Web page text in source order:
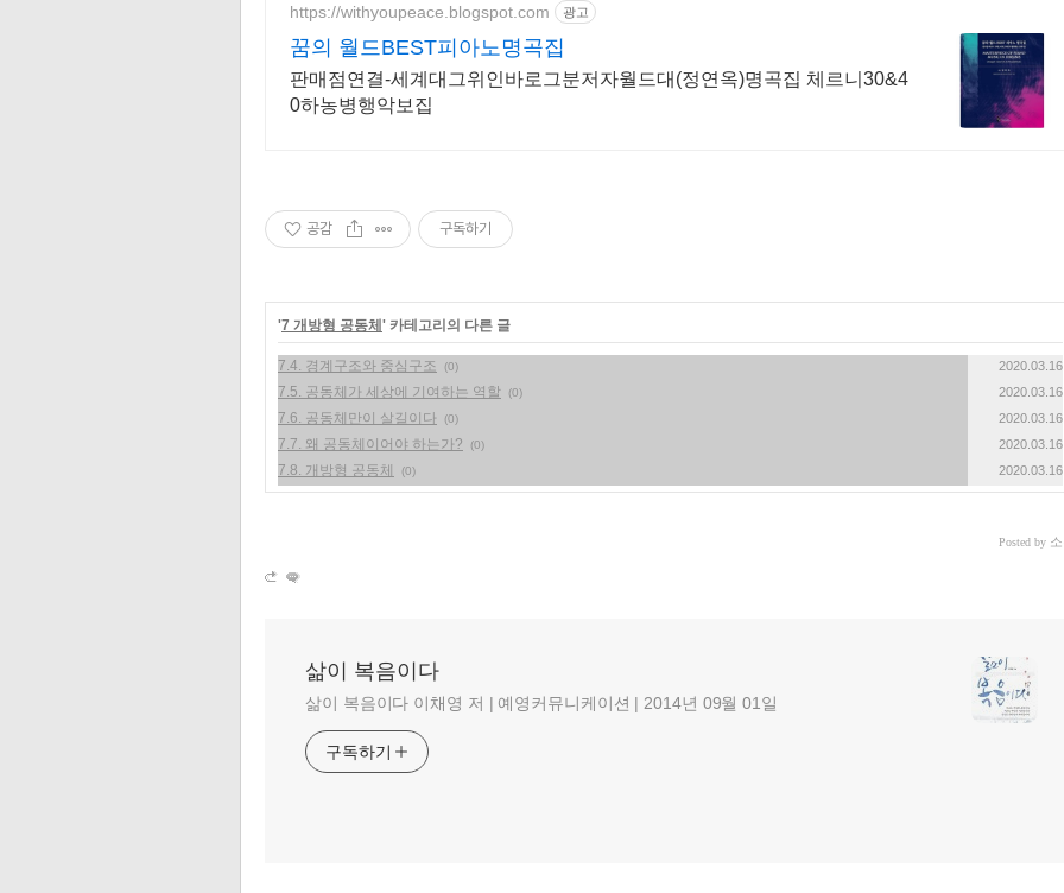
https://withyoupeace.blogspot.com 광고
꿈의 월드BEST피아노명곡집
판매점연결-세계대그위인바로그분저자월드대(정연옥)명곡집 체르니30&4
0하농병행악보집
공감 구독하기
'7 개방형 공동체 ' 카테고리의 다른 글
7.4. 경계구조와 중심구조 (0) 2020.03.16
7.5. 공동체가 세상에 기여하는 역할 (0) 2020.03.16
7.6. 공동체만이 살길이다 (0) 2020.03.16
7.7. 왜 공동체이어야 하는가? (0) 2020.03.16
7.8. 개방형 공동체 (0) 2020.03.16
Posted by
삶이 복음이다
삶이 복음이다 이채영 저 | 예영커뮤니케이션 | 2014년 09월 01일
구독하기